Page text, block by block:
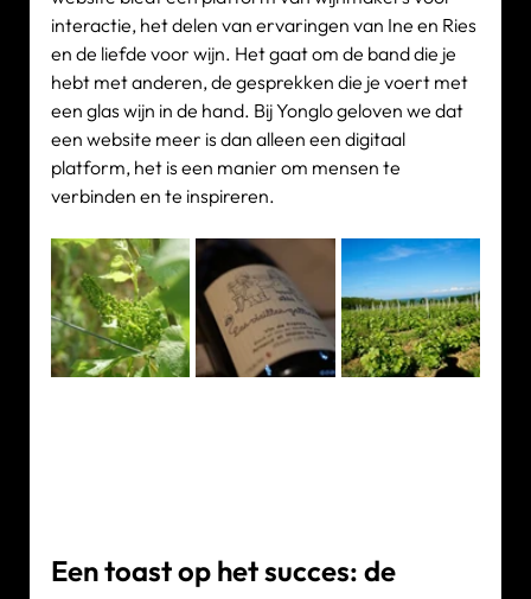
interactie, het delen van ervaringen van Ine en Ries
en de liefde voor wijn. Het gaat om de band die je
hebt met anderen, de gesprekken die je voert met
een glas wijn in de hand. Bij Yonglo geloven we dat
een website meer is dan alleen een digitaal
platform, het is een manier om mensen te
verbinden en te inspireren.
Een toast op het succes: de